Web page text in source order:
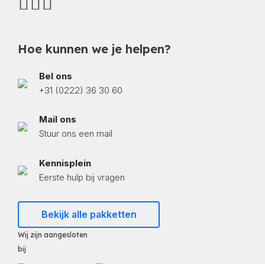
Hoe kunnen we je helpen?
Bel ons
+31 (0222) 36 30 60
Mail ons
Stuur ons een mail
Kennisplein
Eerste hulp bij vragen
Bekijk alle pakketten
Wij zijn aangesloten
bij